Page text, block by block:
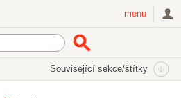
menu
Související sekce/štítky